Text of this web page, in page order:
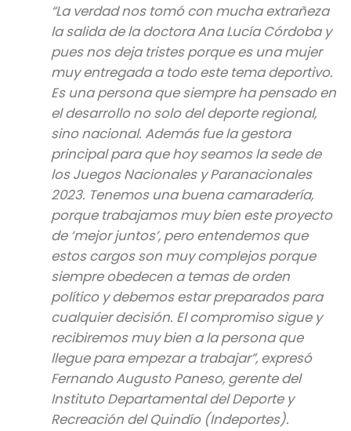
“La verdad nos tomó con mucha extrañeza
la salida de la doctora Ana Lucía Córdoba y
pues nos deja tristes porque es una mujer
muy entregada a todo este tema deportivo.
Es una persona que siempre ha pensado en
el desarrollo no solo del deporte regional,
sino nacional. Además fue la gestora
principal para que hoy seamos la sede de
los Juegos Nacionales y Paranacionales
2023. Tenemos una buena camaradería,
porque trabajamos muy bien este proyecto
de ‘mejor juntos’, pero entendemos que
estos cargos son muy complejos porque
siempre obedecen a temas de orden
político y debemos estar preparados para
cualquier decisión. El compromiso sigue y
recibiremos muy bien a la persona que
llegue para empezar a trabajar”, expresó
Fernando Augusto Paneso, gerente del
Instituto Departamental del Deporte y
Recreación del Quindío (Indeportes).